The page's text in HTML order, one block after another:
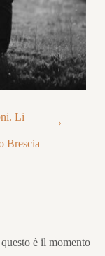
Li
Brescia
è il momento